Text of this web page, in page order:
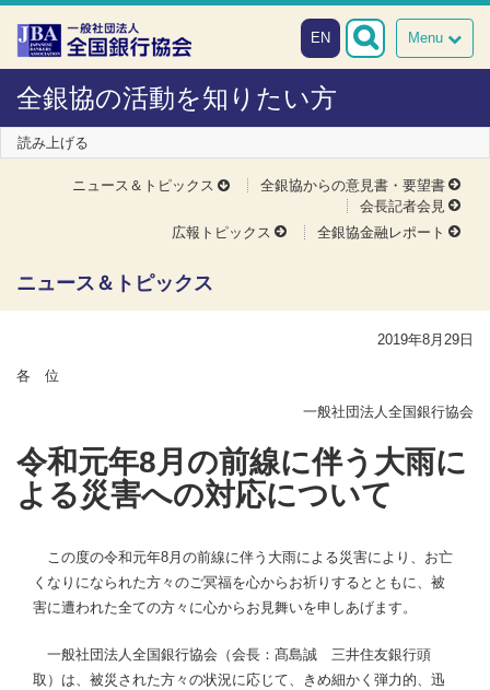
本文へスキップ
障がい者向け相談窓口
Menu
EN
全銀協の活動を知りたい方
読み上げる
ニュース＆トピックス
全銀協からの意見書・要望書
会長記者会見
広報トピックス
全銀協金融レポート
ニュース＆トピックス
2019年8月29日
各 位
一般社団法人全国銀行協会
令和元年8月の前線に伴う大雨に
よる災害への対応について
この度の令和元年8月の前線に伴う大雨による災害により、お亡
くなりになられた方々のご冥福を心からお祈りするとともに、被
害に遭われた全ての方々に心からお見舞いを申しあげます。
一般社団法人全国銀行協会（会長：髙島誠 三井住友銀行頭
取）は、被災された方々の状況に応じて、きめ細かく弾力的、迅